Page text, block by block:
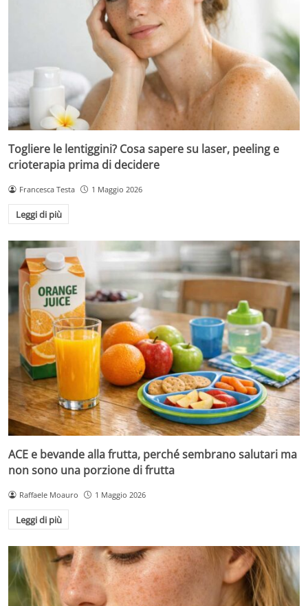
Togliere le lentiggini? Cosa sapere su laser, peeling e
crioterapia prima di decidere
Francesca Testa 1 Maggio 2026
Leggi di più
ACE e bevande alla frutta, perché sembrano salutari ma
non sono una porzione di frutta
Raffaele Moauro 1 Maggio 2026
Leggi di più